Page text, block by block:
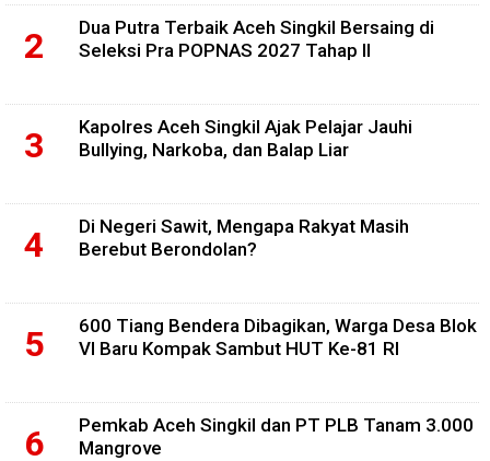
Dua Putra Terbaik Aceh Singkil Bersaing di
Seleksi Pra POPNAS 2027 Tahap II
Kapolres Aceh Singkil Ajak Pelajar Jauhi
Bullying, Narkoba, dan Balap Liar
Di Negeri Sawit, Mengapa Rakyat Masih
Berebut Berondolan?
600 Tiang Bendera Dibagikan, Warga Desa Blok
VI Baru Kompak Sambut HUT Ke-81 RI
Pemkab Aceh Singkil dan PT PLB Tanam 3.000
Mangrove